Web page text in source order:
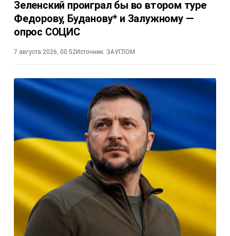
Зеленский проиграл бы во втором туре
Федорову, Буданову* и Залужному —
опрос СОЦИС
7 августа 2026, 00:52Источник: ЗАУГЛОМ